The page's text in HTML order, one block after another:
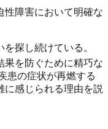
性障害において明確な
探し続けている。
果を防ぐために精巧な
患の症状が再燃する
に感じられる理由を説